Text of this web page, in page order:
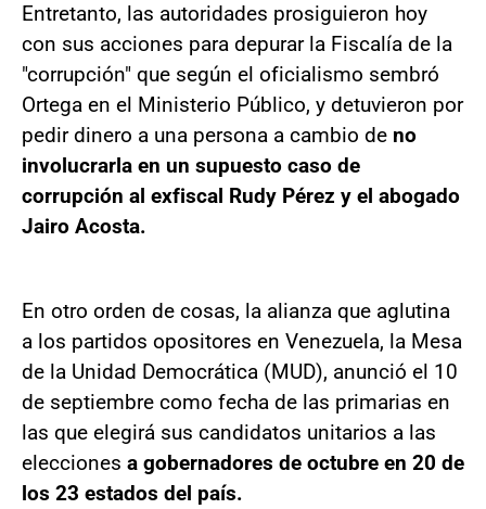
Entretanto, las autoridades prosiguieron hoy
con sus acciones para depurar la Fiscalía de la
"corrupción" que según el oficialismo sembró
Ortega en el Ministerio Público, y detuvieron por
pedir dinero a una persona a cambio de no
involucrarla en un supuesto caso de
corrupción al exfiscal Rudy Pérez y el abogado
Jairo Acosta.
En otro orden de cosas, la alianza que aglutina
a los partidos opositores en Venezuela, la Mesa
de la Unidad Democrática (MUD), anunció el 10
de septiembre como fecha de las primarias en
las que elegirá sus candidatos unitarios a las
elecciones a gobernadores de octubre en 20 de
los 23 estados del país.